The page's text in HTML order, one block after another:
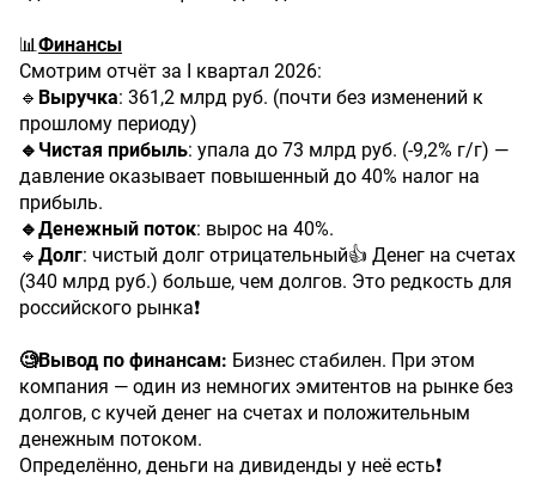
📊Финансы
Смотрим отчёт за I квартал 2026:
🔹 Выручка: 361,2 млрд руб. (почти без изменений к
прошлому периоду)
🔹Чистая прибыль: упала до 73 млрд руб. (-9,2% г/г) —
давление оказывает повышенный до 40% налог на
прибыль.
🔹Денежный поток: вырос на 40%.
🔹 Долг: чистый долг отрицательный👍 Денег на счетах
(340 млрд руб.) больше, чем долгов. Это редкость для
российского рынка❗️
🧐Вывод по финансам: Бизнес стабилен. При этом
компания — один из немногих эмитентов на рынке без
долгов, с кучей денег на счетах и положительным
денежным потоком.
Определённо, деньги на дивиденды у неё есть❗️